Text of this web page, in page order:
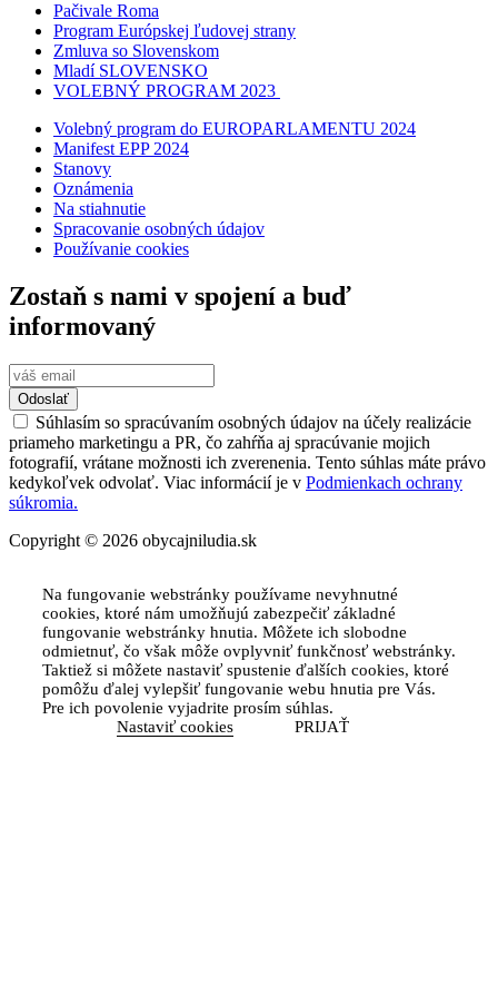
Pačivale Roma
Program Európskej ľudovej strany
Zmluva so Slovenskom
Mladí SLOVENSKO
VOLEBNÝ PROGRAM 2023
Volebný program do EUROPARLAMENTU 2024
Manifest EPP 2024
Stanovy
Oznámenia
Na stiahnutie
Spracovanie osobných údajov
Používanie cookies
Zostaň s nami v spojení a buď
informovaný
Odoslať
Súhlasím so spracúvaním osobných údajov na účely realizácie
priameho marketingu a PR, čo zahŕňa aj spracúvanie mojich
fotografií, vrátane možnosti ich zverenenia. Tento súhlas máte právo
kedykoľvek odvolať. Viac informácií je v Podmienkach ochrany
súkromia.
Copyright © 2026 obycajniludia.sk
Na fungovanie webstránky používame nevyhnutné
cookies, ktoré nám umožňujú zabezpečiť základné
fungovanie webstránky hnutia. Môžete ich slobodne
odmietnuť, čo však môže ovplyvniť funkčnosť webstránky.
Taktiež si môžete nastaviť spustenie ďalších cookies, ktoré
pomôžu ďalej vylepšiť fungovanie webu hnutia pre Vás.
Pre ich povolenie vyjadrite prosím súhlas.
Nastaviť cookies
PRIJAŤ